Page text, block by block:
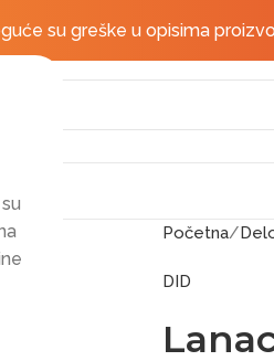
su greške u opisima
Početna
DID